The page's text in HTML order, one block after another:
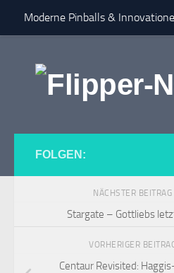
Zum Inhalt springen
Moderne Pinballs &
FOLGEN:
NÄCHSTER BEITRAG
Stargate – Gottliebs
VORHERIGER
Centaur Revisited: